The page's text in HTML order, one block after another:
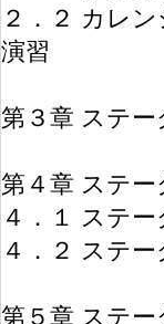
２．２ カレ
演習
第３章 ステ
第４章 ステ
４．１ ステ
４．２ ステ
第５章 ステ